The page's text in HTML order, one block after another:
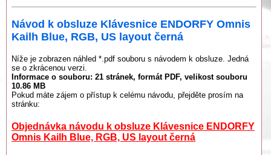
Návod k obsluze Klávesnice ENDORFY Omnis
Kailh Blue, RGB, US layout černá
Níže je zobrazen náhled *.pdf souboru s návodem k obsluze. Jedná
se o zkrácenou verzi.
Informace o souboru: 21 stránek, formát PDF, velikost souboru
10.86 MB
Pokud máte zájem o přístup k celému návodu, přejděte prosím na
stránku:
Objednávka návodu k obsluze Klávesnice ENDORFY
Omnis Kailh Blue, RGB, US layout černá